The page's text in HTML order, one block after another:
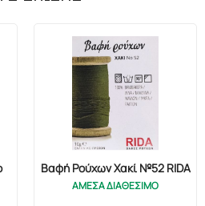
Βαφή Ρούχων Χακί №52 RIDA
ΑΜΕΣΑ ΔΙΑΘΕΣΙΜΟ